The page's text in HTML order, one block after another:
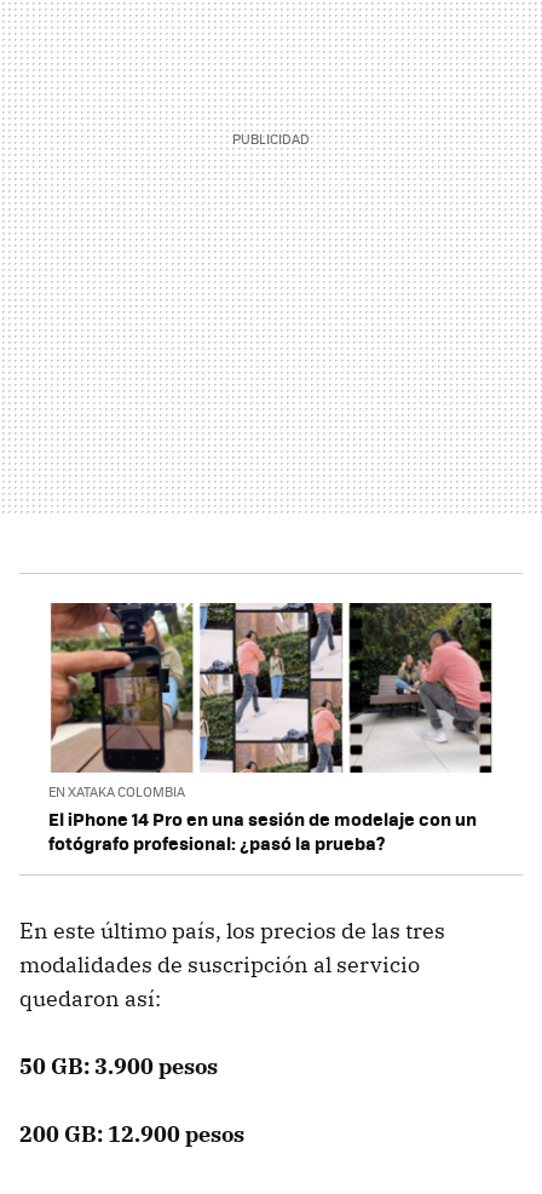
EN XATAKA COLOMBIA
El iPhone 14 Pro en una sesión de modelaje con un
fotógrafo profesional: ¿pasó la prueba?
En este último país, los precios de las tres
modalidades de suscripción al servicio
quedaron así:
50 GB: 3.900 pesos
200 GB: 12.900 pesos